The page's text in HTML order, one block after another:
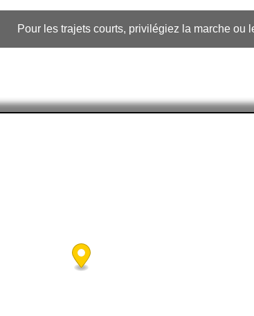
Pour les trajets courts, privilégiez la marche ou